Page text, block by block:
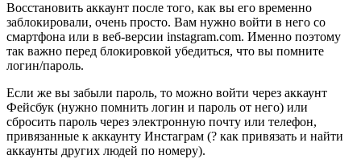
Восстановить аккаунт после того, как вы его временно
заблокировали, очень просто. Вам нужно войти в него со
смартфона или в веб-версии instagram.com. Именно поэтому
так важно перед блокировкой убедиться, что вы помните
логин/пароль.
Если же вы забыли пароль, то можно войти через аккаунт
Фейсбук (нужно помнить логин и пароль от него) или
сбросить пароль через электронную почту или телефон,
привязанные к аккаунту Инстаграм (? как привязать и найти
аккаунты других людей по номеру).